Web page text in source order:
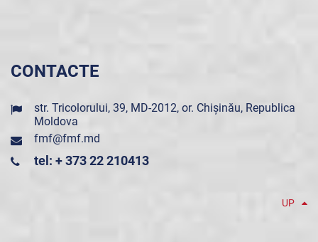
CONTACTE
str. Tricolorului, 39, MD-2012, or. Chișinău, Republica
Moldova
fmf@fmf.md
tel: + 373 22 210413
UP